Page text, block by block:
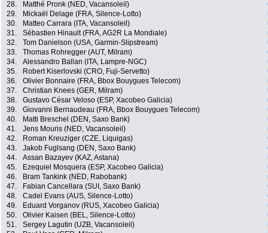
28.
Matthé Pronk (NED, Vacansoleil)
29.
Mickaël Delage (FRA, Silence-Lotto)
30.
Matteo Carrara (ITA, Vacansoleil)
31.
Sébastien Hinault (FRA, AG2R La Mondiale)
32.
Tom Danielson (USA, Garmin-Slipstream)
33.
Thomas Rohregger (AUT, Milram)
34.
Alessandro Ballan (ITA, Lampre-NGC)
35.
Robert Kiserlovski (CRO, Fuji-Servetto)
36.
Olivier Bonnaire (FRA, Bbox Bouygues Telecom)
37.
Christian Knees (GER, Milram)
38.
Gustavo César Veloso (ESP, Xacobeo Galicia)
39.
Giovanni Bernaudeau (FRA, Bbox Bouygues Telecom)
40.
Matti Breschel (DEN, Saxo Bank)
41.
Jens Mouris (NED, Vacansoleil)
42.
Roman Kreuziger (CZE, Liquigas)
43.
Jakob Fuglsang (DEN, Saxo Bank)
44.
Assan Bazayev (KAZ, Astana)
45.
Ezequiel Mosquera (ESP, Xacobeo Galicia)
46.
Bram Tankink (NED, Rabobank)
47.
Fabian Cancellara (SUI, Saxo Bank)
48.
Cadel Evans (AUS, Silence-Lotto)
49.
Eduard Vorganov (RUS, Xacobeo Galicia)
50.
Olivier Kaisen (BEL, Silence-Lotto)
51.
Sergey Lagutin (UZB, Vacansoleil)